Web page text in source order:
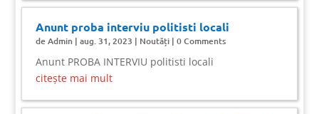
Anunt proba interviu politisti locali
deAdmin |aug. 31, 2023 | Noutăți | 0 Comments
Anunt PROBA INTERVIU politisti locali
citește mai mult